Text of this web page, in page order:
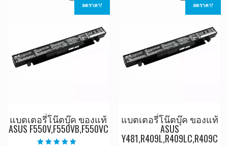
ลดราคา!
แบตเตอรี่โน๊ตบุ๊ค ของแท้
ASUS F550V,F550VB,F550VC
ลดราคา!
แบตเตอรี่โน๊ตบุ๊ค ของแท้
ASUS
Y481,R409L,R409LC,R409C